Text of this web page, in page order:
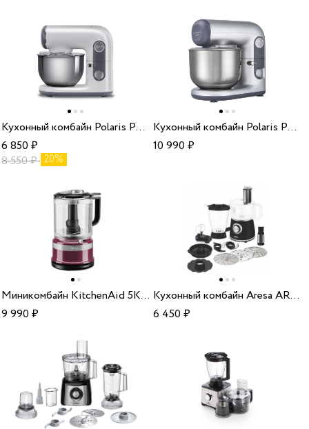
Кухонный комбайн Polaris PKM 1101 white
6 850₽
8 550₽ 20%
Кухонный комбайн Polaris PKM 1403 серебро
10 990₽
Миникомбайн KitchenAid 5KFC0516EBY boysenberry
9 990₽
Кухонный комбайн Aresa AR-1701
6 450₽